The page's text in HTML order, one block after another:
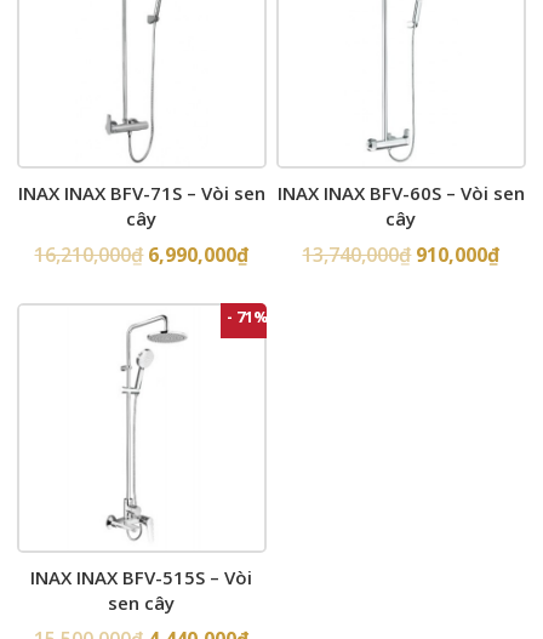
INAX INAX BFV-71S – Vòi sen
cây
16,210,000₫ 6,990,000₫
INAX INAX BFV-60S – Vòi sen
cây
13,740,000₫ 910,000₫
- 71%
INAX INAX BFV-515S – Vòi
sen cây